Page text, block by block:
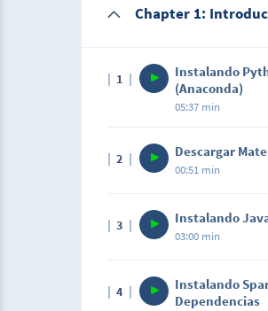
Chapter 1:
1
Instalando
(Anaconda)
05:37 min
2 Descargar
00:51 min
3 Instalando
03:00 min
4
Instalando
Dependencias